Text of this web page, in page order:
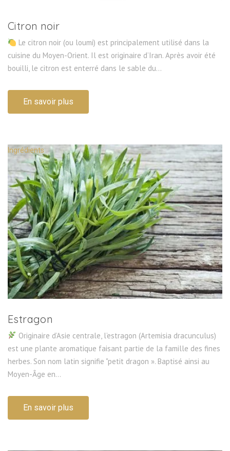
Citron noir
Le citron noir (ou loumi) est principalement utilisé dans la
cuisine du Moyen-Orient. Il est originaire d’Iran. Après avoir été
bouilli, le citron est enterré dans le sable du...
En savoir plus
Ingrédients
Estragon
Originaire d’Asie centrale, l’estragon (Artemisia dracunculus)
est une plante aromatique faisant partie de la famille des fines
herbes. Son nom latin signifie "petit dragon ». Baptisé ainsi au
Moyen-Âge en...
En savoir plus